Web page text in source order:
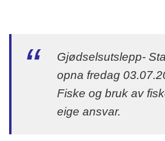
Gjødselsutslepp-
opna fredag
Fiske og bruk av
eige ansvar.